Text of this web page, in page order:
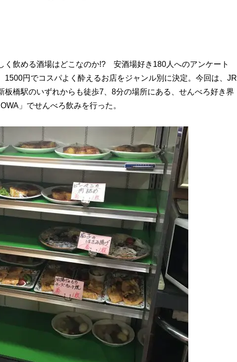
飲める酒場はどこなのか!? 安酒場好き180人へのアンケート
1500円でコスパよく酔えるお店をジャンル別に決定。今回は、JR
板橋駅のいずれからも徒歩7、8分の場所にある、せんべろ好き界
」でせんべろ飲みを行った。